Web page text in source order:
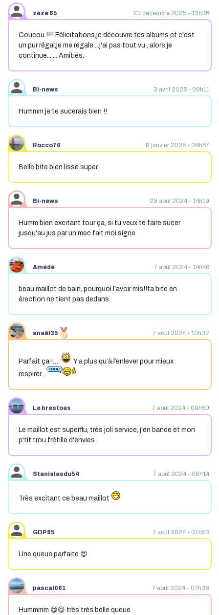
zézé 65 23 décembre 2025 - 13h36
Coucou !!!! Félicitations,je découvre tes albums et c'est
un pur régal,je me régale....j'ai pas tout vu , alors je
continue....... Amitiés.
Bi-news 3 avril 2025 - 09h11
Hummm je te sucerais bien !!
Rocco76 8 janvier 2025 - 08h57
Belle bite bien lisse super
Bi-news 29 août 2024 - 14h19
Humm bien excitant tour ça, si tu veux te faire sucer
jusqu'au jus par un mec fait moi signe
Amédé 7 août 2024 - 14h46
beau maillot de bain, pourquoi l'avoir mis!!ta bite en
érection ne tient pas dedans
anaël35 7 août 2024 - 10h32
Parfait ça !…
Y a plus qu’à l’enlever pour mieux
respirer…
Le brestoas 7 août 2024 - 09h50
Le maillot est superflu, très joli service, j'en bande et mon
p'tit trou frétille d'envies
Stanislasdu54 7 août 2024 - 08h14
Très excitant ce beau maillot
GDP85 7 août 2024 - 07h53
Une queue parfaite 😍
pascal061 7 août 2024 - 07h38
Hummmm 😋😋 très très belle queue